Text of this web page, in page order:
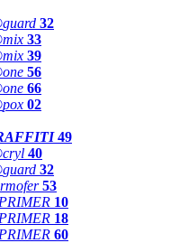
guard 32
mix 33
mix 39
one 56
one 66
pox 02
49
cryl 40
guard 32
53
10
18
60